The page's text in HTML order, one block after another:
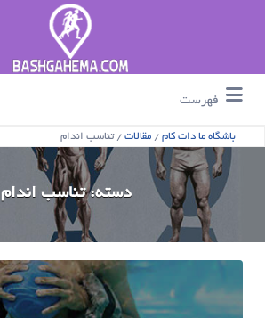
فهرست
باشگاه ما دات کام / مقالات /تناسب اندام
دسته:تناسب اندام